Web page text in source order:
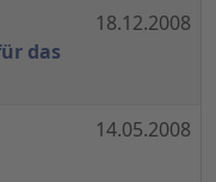
das
18.12.2008
14.05.2008